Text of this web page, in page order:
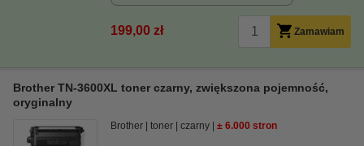
199,00 zł Zamawiam
Brother TN-3600XL toner czarny, zwiększona pojemność,
oryginalny
Brother toner czarny ± 6.000 stron